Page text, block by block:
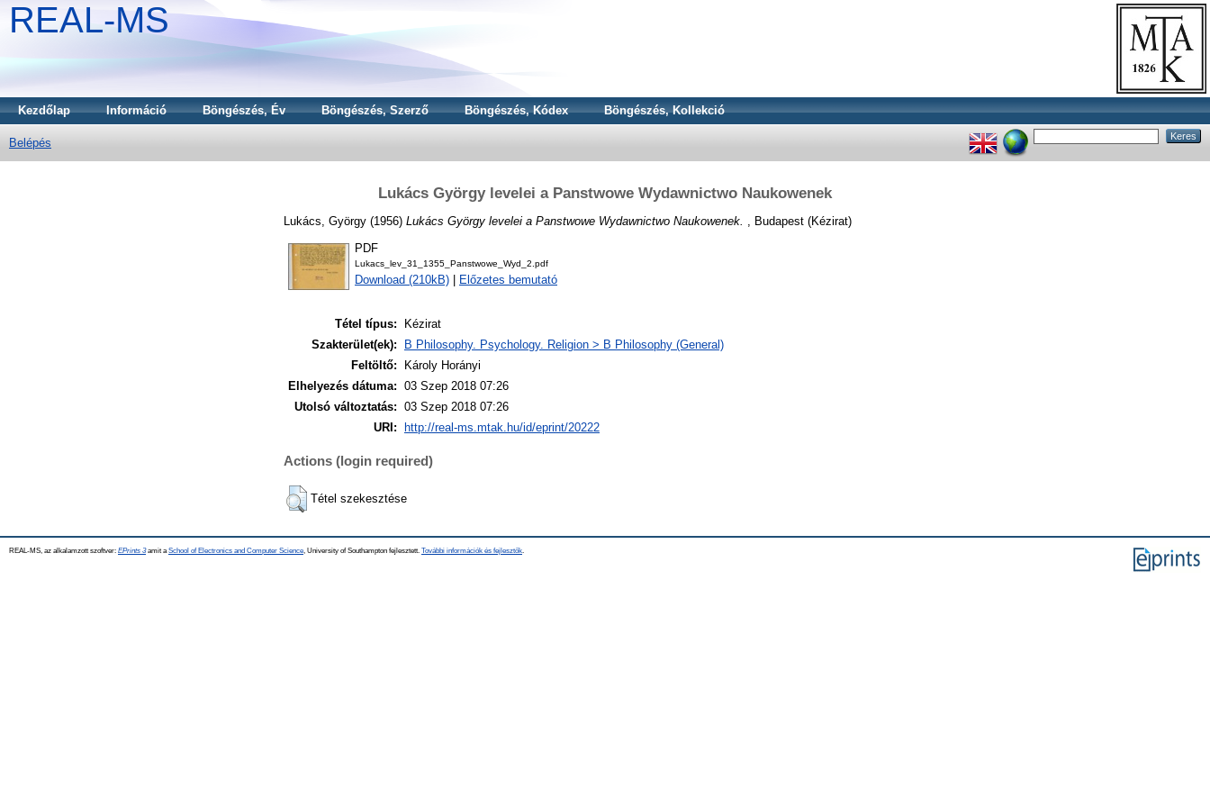
REAL-MS
Kezdőlap Információ Böngészés, Év Böngészés, Szerző Böngészés, Kódex Böngészés, Kollekció
Belépés
Lukács György levelei a Panstwowe Wydawnictwo Naukowenek
Lukács, György (1956) Lukács György levelei a Panstwowe Wydawnictwo Naukowenek. , Budapest (Kézirat)
PDF
Lukacs_lev_31_1355_Panstwowe_Wyd_2.pdf
Download (210kB) Előzetes bemutató
Tétel típus:
Kézirat
Szakterület(ek):
B Philosophy. Psychology. Religion > B Philosophy (General)
Feltöltő:
Károly Horányi
Elhelyezés dátuma: 03 Szep 2018 07:26
Utolsó változtatás: 03 Szep 2018 07:26
URI:
http://real-ms.mtak.hu/id/eprint/20222
Actions (login required)
Tétel szekesztése
REAL-MS, az alkalamzott szoftver: EPrints 3amit a School of Electronics and Computer Science , University of Southampton fejlesztett. További információk és fejlesztők